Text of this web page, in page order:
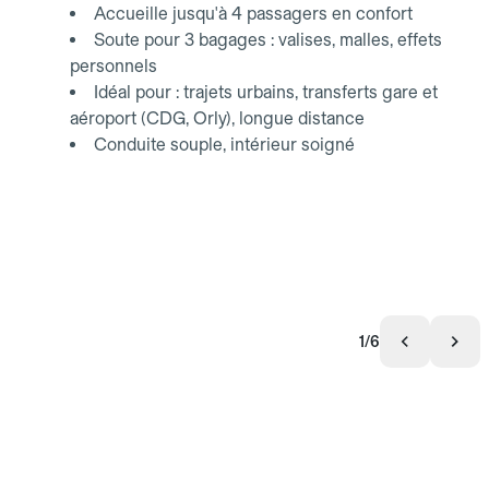
Accueille jusqu'à 4 passagers en confort
Soute pour 3 bagages : valises, malles, effets
personnels
Idéal pour : trajets urbains, transferts gare et
aéroport (CDG, Orly), longue distance
Conduite souple, intérieur soigné
1/6